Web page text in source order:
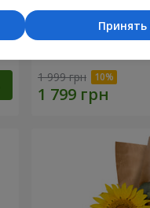
Букет "15
1 999 грн
Принять